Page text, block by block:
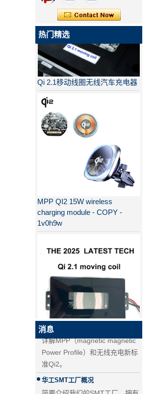
热门精选
Qi 2.1移动线圈无线汽车充电器
charging module - COPY -
1v0h9w
QI2.1 15W QI 2.1移动线圈无线
充电器可移动无线充电器
消息
PD快充和QC快充的区别
无线充电新标准Qi2来了！MPP详
解
详解MPP（magnetic magnetic
Power Profile）和无线充电新标
准Qi2。
华工SMT工厂概况
简要介绍我们的SMT工厂。拥有
5000㎡的SMT车间，PCBA模组